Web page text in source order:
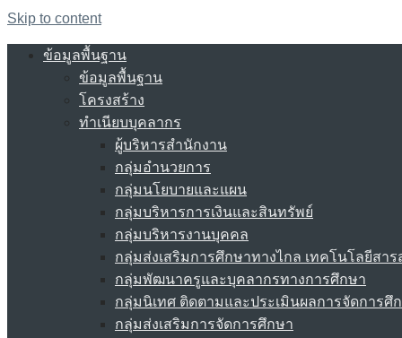
Skip to content
ข้อมูลพื้นฐาน
ข้อมูลพื้นฐาน
โครงสร้าง
ทำเนียบบุคลากร
ผู้บริหารสำนักงาน
กลุ่มอำนวยการ
กลุ่มนโยบายและแผน
กลุ่มบริหารการเงินและสินทรัพย์
กลุ่มบริหารงานบุคคล
กลุ่มส่งเสริมการศึกษาทางไกล เทคโนโลยีสา
กลุ่มพัฒนาครูและบุคลากรทางการศึกษา
กลุ่มนิเทศ ติดตามและประเมินผลการจัดการศึ
กลุ่มส่งเสริมการจัดการศึกษา